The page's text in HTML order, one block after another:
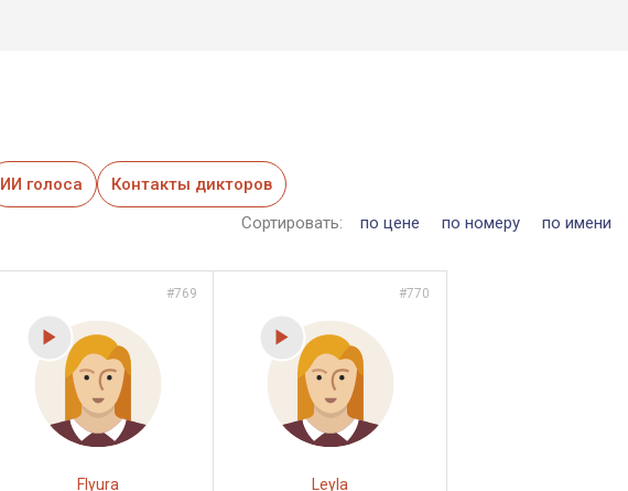
ИИ голоса
Контакты дикторов
Сортировать:
по цене по номеру по имени
#769
Flyura
#770
Leyla